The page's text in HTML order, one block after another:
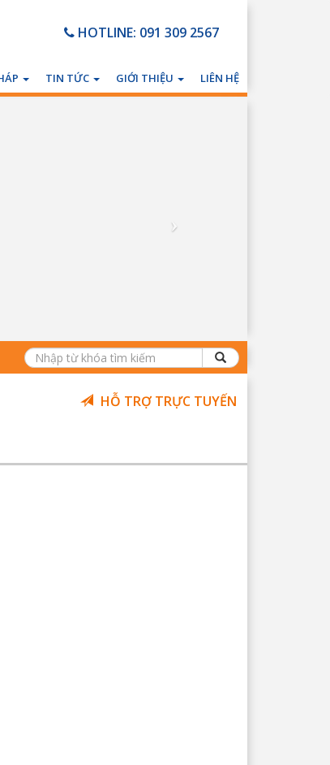
HOTLINE: 091 309 2567
TIN TỨC GIỚI THIỆU LIÊN HỆ
HỖ TRỢ TRỰC TUYẾN